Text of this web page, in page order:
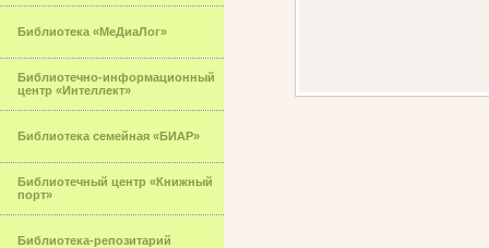
Библиотека «МеДиаЛог»
Библиотечно-информационный
центр «Интеллект»
Библиотека семейная «БИАР»
Библиотечный центр «Книжный
порт»
Библиотека-репозитарий